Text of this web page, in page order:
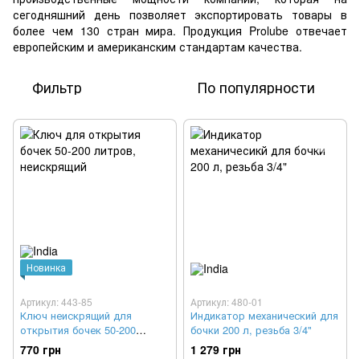
сегодняшний день позволяет экспортировать товары в
более чем 130 стран мира. Продукция Prolube отвечает
европейским и американским стандартам качества.
Фильтр По популярности
Новинка
Артикул: 443-85
Ключ неискрящий для
открытия бочек 50-200
литров, с пробками 2"
770 грн
Артикул: 480-01
Индикатор механический для
бочки 200 л, резьба 3/4"
1 279 грн